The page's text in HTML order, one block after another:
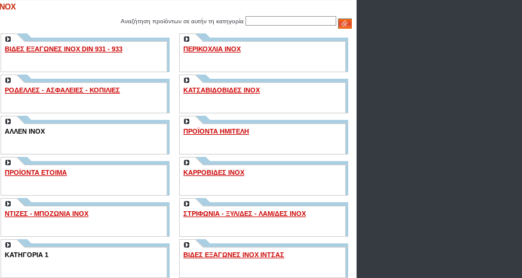
INOX
Αναζήτηση προϊόντων σε αυτήν τη κατηγορία
ΒΙΔΕΣ ΕΞΑΓΩΝΕΣ INOX DIN 931 - 933 ΠΕΡΙΚΟΧΛΙΑ INOX
ΡΟΔΕΛΛΕΣ - ΑΣΦΑΛΕΙΕΣ - ΚΟΠΙΛΙΕΣ ΚΑΤΣΑΒΙΔΟΒΙΔΕΣ INOX
ΑΛΛΕΝ ΙΝΟΧ ΠΡΟΪΟΝΤΑ ΗΜΙΤΕΛΗ
ΠΡΟΪΟΝΤΑ ΕΤΟΙΜΑ ΚΑΡΡΟΒΙΔΕΣ INOX
ΝΤΙΖΕΣ - ΜΠΟΖΩΝΙΑ INOX ΣΤΡΙΦΩΝΙΑ - ΞΥΛ/ΔΕΣ - ΛΑΜ/ΔΕΣ ΙΝΟΧ
ΚΑΤΗΓΟΡΙΑ 1 ΒΙΔΕΣ ΕΞΑΓΩΝΕΣ INOX ΙΝΤΣΑΣ